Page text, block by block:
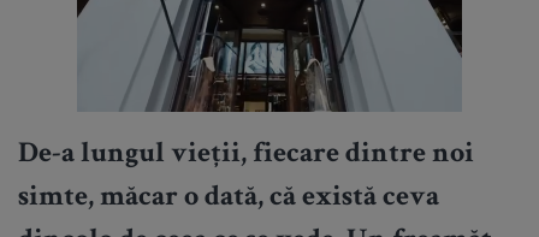
De-a lungul vieții, fiecare dintre noi
simte, măcar o dată, că există ceva